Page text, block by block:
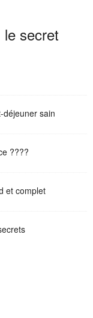
secret
déjeuner sain
????
et complet